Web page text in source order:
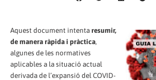
Aquest document intentaresumir,
de manera ràpida i pràctica,
algunes de les normatives
aplicables a la situació actual
derivada de l’expansió del COVID-